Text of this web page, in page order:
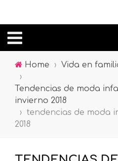
Home › Vida en
›
Tendencias de moda
invierno 2018
› tendencias de moda
2018